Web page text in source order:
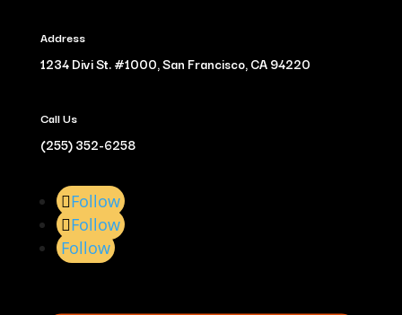
Address
1234 Divi St. #1000, San Francisco, CA 94220
Call Us
(255) 352-6258
Follow
Follow
Follow